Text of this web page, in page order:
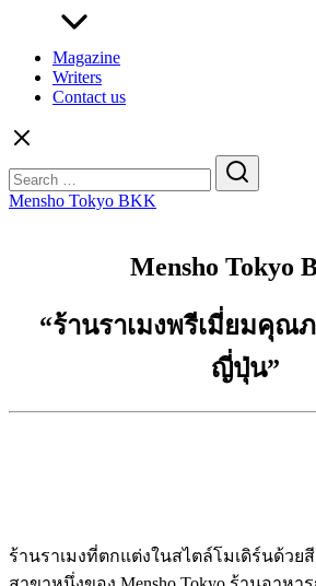
Magazine
Writers
Contact us
for:
Mensho Tokyo BKK
Mensho Tokyo
“ร้านราเมงพรีเมี่ยมคุณ
ญี่ปุ่น”
ร้านราเมงที่ตกแต่งในสไตล์โมเดิร์นด้ว